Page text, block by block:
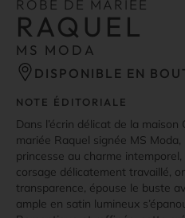
ROBE DE MARIÉE
RAQUEL
MS MODA
DISPONIBLE EN
NOTE ÉDITORIALE
Dans l’écrin délicat de la
mariée Raquel signée MS
princesse au charme
corsage délicatement travaillé,
transparence, épouse le buste
ample en satin lumineux